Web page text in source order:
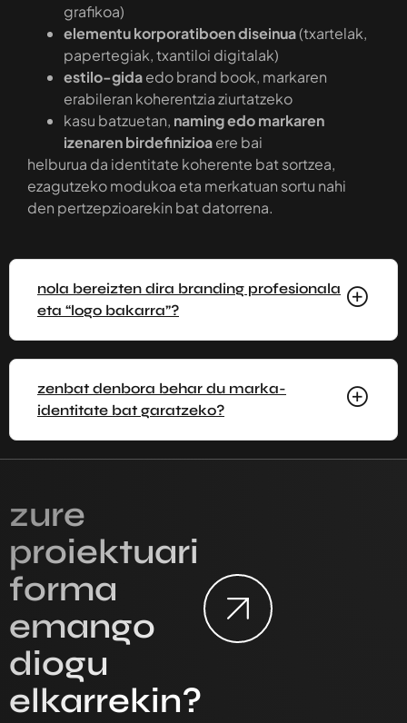
grafikoa)
elementu korporatiboen diseinua(txartelak,
papertegiak, txantiloi digitalak)
estilo-gidaedo brand book, markaren
erabileran koherentzia ziurtatzeko
kasu batzuetan, naming edo markaren
izenaren birdefinizioaere bai
helburua da identitate koherente bat sortzea,
ezagutzeko modukoa eta merkatuan sortu nahi
den pertzepzioarekin bat datorrena.
nola bereizten dira branding profesionala
eta “logo bakarra”?
zenbat denbora behar du marka-
identitate bat garatzeko?
zure
proiektuari
forma
emango
diogu
elkarrekin?